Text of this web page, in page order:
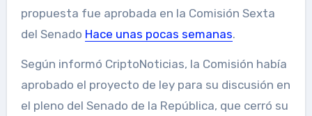
propuesta fue aprobada en la Comisión Sexta
del Senado Hace unas pocas semanas.
Según informó CriptoNoticias, la Comisión había
aprobado el proyecto de ley para su discusión en
el pleno del Senado de la República, que cerró su